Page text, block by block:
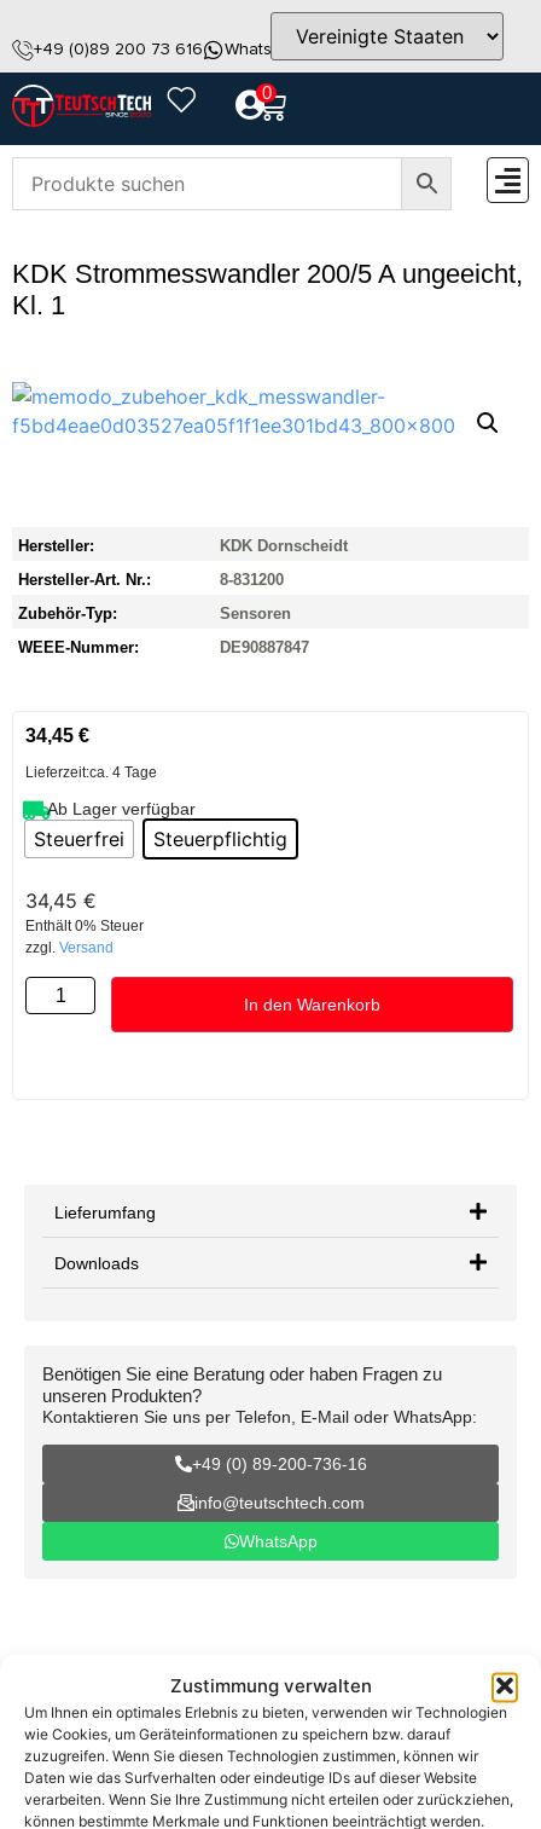
Zustimmung verwalten
Um Ihnen ein optimales Erlebnis zu bieten, verwenden wir Technologien
wie Cookies, um Geräteinformationen zu speichern bzw. darauf
zuzugreifen. Wenn Sie diesen Technologien zustimmen, können wir
Daten wie das Surfverhalten oder eindeutige IDs auf dieser Website
verarbeiten. Wenn Sie Ihre Zustimmung nicht erteilen oder zurückziehen,
können bestimmte Merkmale und Funktionen beeinträchtigt werden.
+49 (0)89 200 73 616 WhatsApp info@teutschtech.com
0
KDK Strommesswandler 200/5 A ungeeicht,
Kl. 1
Hersteller:
KDK Dornscheidt
Hersteller-Art. Nr.:
8-831200
Zubehör-Typ:
Sensoren
WEEE-Nummer:
DE90887847
34,45 €
Lieferzeit:ca. 4 Tage
Ab Lager verfügbar
Steuerfrei Steuerpflichtig
34,45 €
Enthält 0% Steuer
zzgl. Versand
In den Warenkorb
Lieferumfang
Downloads
Benötigen Sie eine Beratung oder haben Fragen zu
unseren Produkten?
Kontaktieren Sie uns per Telefon, E-Mail oder WhatsApp:
+49 (0) 89-200-736-16
info@teutschtech.com
WhatsApp
Strommesswandler 200 A / 5A,
Klasse 1 / 0,5 ungeeicht